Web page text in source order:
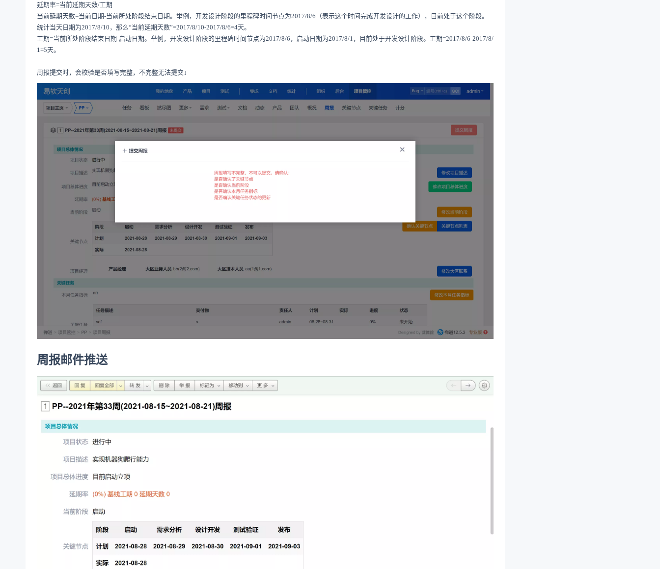
延期率=当前延期天数/工期
当前延期天数=当前日期-当前所处阶段结束日期。举例，开发设计阶段的里程碑时间节点为2017/8/6（表示这个时间完成开发设计的工作），目前处于这个阶段。
统计当天日期为2017/8/10，那么“当前延期天数”=2017/8/10-2017/8/6=4天。
工期=当前所处阶段结束日期-启动日期。举例，开发设计阶段的里程碑时间节点为2017/8/6，启动日期为2017/8/1，目前处于开发设计阶段。工期=2017/8/6-2017/8/
1=5天。
周报提交时，会校验是否填写完整，不完整无法提交↓
周报邮件推送